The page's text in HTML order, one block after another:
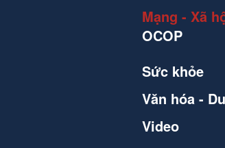
Mạng - Xã
OCOP
Sức khỏe
Văn hóa -
Video